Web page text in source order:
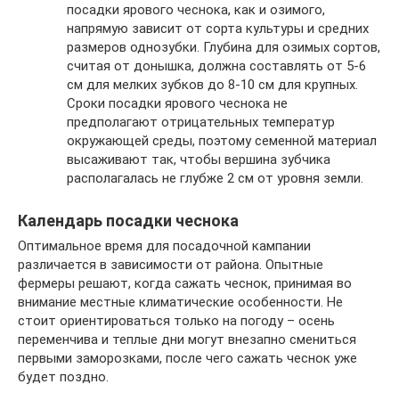
посадки ярового чеснока, как и озимого,
напрямую зависит от сорта культуры и средних
размеров однозубки. Глубина для озимых сортов,
считая от донышка, должна составлять от 5-6
см для мелких зубков до 8-10 см для крупных.
Сроки посадки ярового чеснока не
предполагают отрицательных температур
окружающей среды, поэтому семенной материал
высаживают так, чтобы вершина зубчика
располагалась не глубже 2 см от уровня земли.
Календарь посадки чеснока
Оптимальное время для посадочной кампании
различается в зависимости от района. Опытные
фермеры решают, когда сажать чеснок, принимая во
внимание местные климатические особенности. Не
стоит ориентироваться только на погоду – осень
переменчива и теплые дни могут внезапно смениться
первыми заморозками, после чего сажать чеснок уже
будет поздно.